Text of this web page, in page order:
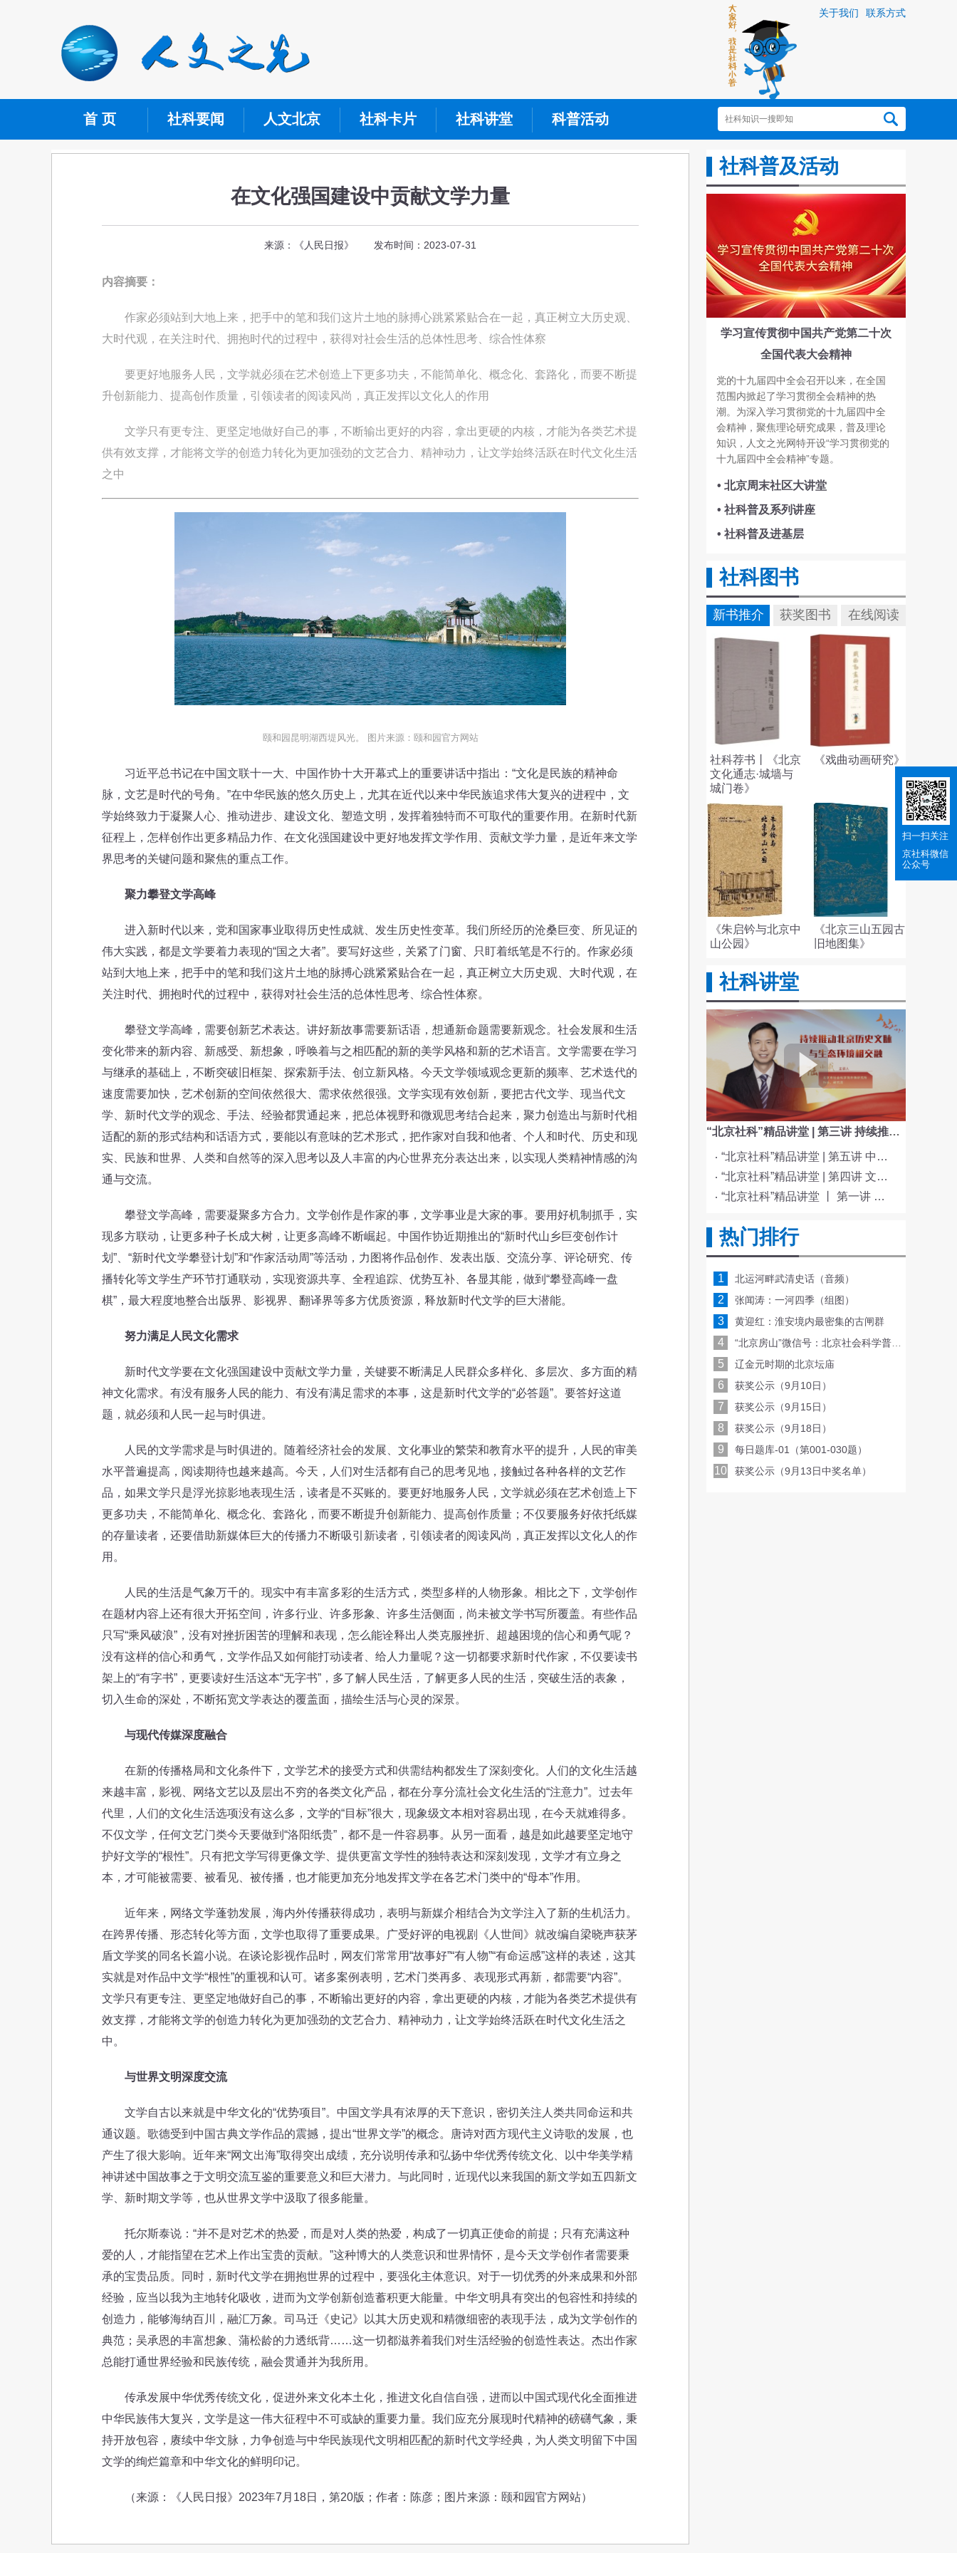
关于我们 联系方式
首 页 社科要闻 人文北京 社科卡片 社科讲堂 科普活动
在文化强国建设中贡献文学力量
来源：《人民日报》 发布时间：2023-07-31
内容摘要：
作家必须站到大地上来，把手中的笔和我们这片土地的脉搏心跳紧紧贴合在一起，真正树立大历史观、
大时代观，在关注时代、拥抱时代的过程中，获得对社会生活的总体性思考、综合性体察
要更好地服务人民，文学就必须在艺术创造上下更多功夫，不能简单化、概念化、套路化，而要不断提
升创新能力、提高创作质量，引领读者的阅读风尚，真正发挥以文化人的作用
文学只有更专注、更坚定地做好自己的事，不断输出更好的内容，拿出更硬的内核，才能为各类艺术提
供有效支撑，才能将文学的创造力转化为更加强劲的文艺合力、精神动力，让文学始终活跃在时代文化生活
之中
颐和园昆明湖西堤风光。 图片来源：颐和园官方网站
习近平总书记在中国文联十一大、中国作协十大开幕式上的重要讲话中指出：“文化是民族的精神命
脉，文艺是时代的号角。”在中华民族的悠久历史上，尤其在近代以来中华民族追求伟大复兴的进程中，文
学始终致力于凝聚人心、推动进步、建设文化、塑造文明，发挥着独特而不可取代的重要作用。在新时代新
征程上，怎样创作出更多精品力作、在文化强国建设中更好地发挥文学作用、贡献文学力量，是近年来文学
界思考的关键问题和聚焦的重点工作。
聚力攀登文学高峰
进入新时代以来，党和国家事业取得历史性成就、发生历史性变革。我们所经历的沧桑巨变、所见证的
伟大实践，都是文学要着力表现的“国之大者”。要写好这些，关紧了门窗、只盯着纸笔是不行的。作家必须
站到大地上来，把手中的笔和我们这片土地的脉搏心跳紧紧贴合在一起，真正树立大历史观、大时代观，在
关注时代、拥抱时代的过程中，获得对社会生活的总体性思考、综合性体察。
攀登文学高峰，需要创新艺术表达。讲好新故事需要新话语，想通新命题需要新观念。社会发展和生活
变化带来的新内容、新感受、新想象，呼唤着与之相匹配的新的美学风格和新的艺术语言。文学需要在学习
与继承的基础上，不断突破旧框架、探索新手法、创立新风格。今天文学领域观念更新的频率、艺术迭代的
速度需要加快，艺术创新的空间依然很大、需求依然很强。文学实现有效创新，要把古代文学、现当代文
学、新时代文学的观念、手法、经验都贯通起来，把总体视野和微观思考结合起来，聚力创造出与新时代相
适配的新的形式结构和话语方式，要能以有意味的艺术形式，把作家对自我和他者、个人和时代、历史和现
实、民族和世界、人类和自然等的深入思考以及人丰富的内心世界充分表达出来，以实现人类精神情感的沟
通与交流。
攀登文学高峰，需要凝聚多方合力。文学创作是作家的事，文学事业是大家的事。要用好机制抓手，实
现多方联动，让更多种子长成大树，让更多高峰不断崛起。中国作协近期推出的“新时代山乡巨变创作计
划”、“新时代文学攀登计划”和“作家活动周”等活动，力图将作品创作、发表出版、交流分享、评论研究、传
播转化等文学生产环节打通联动，实现资源共享、全程追踪、优势互补、各显其能，做到“攀登高峰一盘
棋”，最大程度地整合出版界、影视界、翻译界等多方优质资源，释放新时代文学的巨大潜能。
努力满足人民文化需求
新时代文学要在文化强国建设中贡献文学力量，关键要不断满足人民群众多样化、多层次、多方面的精
神文化需求。有没有服务人民的能力、有没有满足需求的本事，这是新时代文学的“必答题”。要答好这道
题，就必须和人民一起与时俱进。
人民的文学需求是与时俱进的。随着经济社会的发展、文化事业的繁荣和教育水平的提升，人民的审美
水平普遍提高，阅读期待也越来越高。今天，人们对生活都有自己的思考见地，接触过各种各样的文艺作
品，如果文学只是浮光掠影地表现生活，读者是不买账的。要更好地服务人民，文学就必须在艺术创造上下
更多功夫，不能简单化、概念化、套路化，而要不断提升创新能力、提高创作质量；不仅要服务好依托纸媒
的存量读者，还要借助新媒体巨大的传播力不断吸引新读者，引领读者的阅读风尚，真正发挥以文化人的作
用。
人民的生活是气象万千的。现实中有丰富多彩的生活方式，类型多样的人物形象。相比之下，文学创作
在题材内容上还有很大开拓空间，许多行业、许多形象、许多生活侧面，尚未被文学书写所覆盖。有些作品
只写“乘风破浪”，没有对挫折困苦的理解和表现，怎么能诠释出人类克服挫折、超越困境的信心和勇气呢？
没有这样的信心和勇气，文学作品又如何能打动读者、给人力量呢？这一切都要求新时代作家，不仅要读书
架上的“有字书”，更要读好生活这本“无字书”，多了解人民生活，了解更多人民的生活，突破生活的表象，
切入生命的深处，不断拓宽文学表达的覆盖面，描绘生活与心灵的深景。
与现代传媒深度融合
在新的传播格局和文化条件下，文学艺术的接受方式和供需结构都发生了深刻变化。人们的文化生活越
来越丰富，影视、网络文艺以及层出不穷的各类文化产品，都在分享分流社会文化生活的“注意力”。过去年
代里，人们的文化生活选项没有这么多，文学的“目标”很大，现象级文本相对容易出现，在今天就难得多。
不仅文学，任何文艺门类今天要做到“洛阳纸贵”，都不是一件容易事。从另一面看，越是如此越要坚定地守
护好文学的“根性”。只有把文学写得更像文学、提供更富文学性的独特表达和深刻发现，文学才有立身之
本，才可能被需要、被看见、被传播，也才能更加充分地发挥文学在各艺术门类中的“母本”作用。
近年来，网络文学蓬勃发展，海内外传播获得成功，表明与新媒介相结合为文学注入了新的生机活力。
在跨界传播、形态转化等方面，文学也取得了重要成果。广受好评的电视剧《人世间》就改编自梁晓声获茅
盾文学奖的同名长篇小说。在谈论影视作品时，网友们常常用“故事好”“有人物”“有命运感”这样的表述，这其
实就是对作品中文学“根性”的重视和认可。诸多案例表明，艺术门类再多、表现形式再新，都需要“内容”。
文学只有更专注、更坚定地做好自己的事，不断输出更好的内容，拿出更硬的内核，才能为各类艺术提供有
效支撑，才能将文学的创造力转化为更加强劲的文艺合力、精神动力，让文学始终活跃在时代文化生活之
中。
与世界文明深度交流
文学自古以来就是中华文化的“优势项目”。中国文学具有浓厚的天下意识，密切关注人类共同命运和共
通议题。歌德受到中国古典文学作品的震撼，提出“世界文学”的概念。唐诗对西方现代主义诗歌的发展，也
产生了很大影响。近年来“网文出海”取得突出成绩，充分说明传承和弘扬中华优秀传统文化、以中华美学精
神讲述中国故事之于文明交流互鉴的重要意义和巨大潜力。与此同时，近现代以来我国的新文学如五四新文
学、新时期文学等，也从世界文学中汲取了很多能量。
托尔斯泰说：“并不是对艺术的热爱，而是对人类的热爱，构成了一切真正使命的前提；只有充满这种
爱的人，才能指望在艺术上作出宝贵的贡献。”这种博大的人类意识和世界情怀，是今天文学创作者需要秉
承的宝贵品质。同时，新时代文学在拥抱世界的过程中，要强化主体意识。对于一切优秀的外来成果和外部
经验，应当以我为主地转化吸收，进而为文学创新创造蓄积更大能量。中华文明具有突出的包容性和持续的
创造力，能够海纳百川，融汇万象。司马迁《史记》以其大历史观和精微细密的表现手法，成为文学创作的
典范；吴承恩的丰富想象、蒲松龄的力透纸背……这一切都滋养着我们对生活经验的创造性表达。杰出作家
总能打通世界经验和民族传统，融会贯通并为我所用。
传承发展中华优秀传统文化，促进外来文化本土化，推进文化自信自强，进而以中国式现代化全面推进
中华民族伟大复兴，文学是这一伟大征程中不可或缺的重要力量。我们应充分展现时代精神的磅礴气象，秉
持开放包容，赓续中华文脉，力争创造与中华民族现代文明相匹配的新时代文学经典，为人类文明留下中国
文学的绚烂篇章和中华文化的鲜明印记。
（来源：《人民日报》2023年7月18日，第20版；作者：陈彦；图片来源：颐和园官方网站）
社科普及活动
学习宣传贯彻中国共产党第二十次
全国代表大会精神
党的十九届四中全会召开以来，在全国
范围内掀起了学习贯彻全会精神的热
潮。为深入学习贯彻党的十九届四中全
会精神，聚焦理论研究成果，普及理论
知识，人文之光网特开设“学习贯彻党的
十九届四中全会精神”专题。
• 北京周末社区大讲堂
• 社科普及系列讲座
• 社科普及进基层
社科图书
新书推介 获奖图书 在线阅读
社科荐书丨《北京
文化通志·城墙与
城门卷》
《戏曲动画研究》
《朱启钤与北京中
山公园》
《北京三山五园古
旧地图集》
社科讲堂
“北京社科”精品讲堂 | 第三讲 持续推动北京历史文脉与生态环境相交融
“北京社科”精品讲堂 | 第五讲 中国电影与文化传统
“北京社科”精品讲堂 | 第四讲 文化与科技融合赋能新质生产力发展
“北京社科”精品讲堂 丨 第一讲 《红楼梦》的北京情缘
热门排行
1 北运河畔武清史话（音频）
2 张闻涛：一河四季（组图）
3 黄迎红：淮安境内最密集的古闸群
4 “北京房山”微信号：北京社会科学普及周线上亮相，每天一场讲座或沙龙！
5 辽金元时期的北京坛庙
6 获奖公示（9月10日）
7 获奖公示（9月15日）
8 获奖公示（9月18日）
9 每日题库-01（第001-030题）
10 获奖公示（9月13日中奖名单）
扫一扫关注
京社科微信
公众号